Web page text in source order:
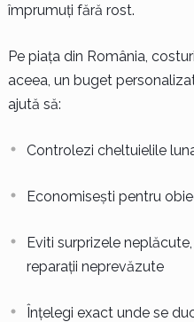
împrumuți fără rost.
Pe piața din România,
aceea, un buget
ajută să:
Controlezi cheltuielile
Economisești pentru
Eviti surprizele
reparații neprevăzute
Înțelegi exact unde se